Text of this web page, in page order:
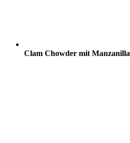
Clam Chowder mit Manzanilla